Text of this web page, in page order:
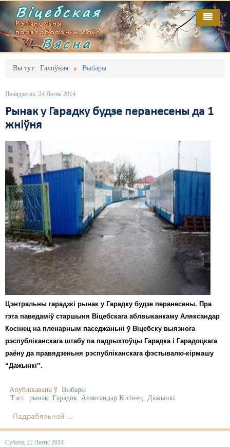
Віцебская
Рэгіянальны
праваабарончы сайт
Вясна
Вы тут: Галоўная Выбары
Панядзелак, 24 Люты 2014
Рынак у Гарадку будзе перанесены да 1
жніўня
Цэнтральны гарадзкі рынак у Гарадку будзе перанесены. Пра
гэта паведаміў старшыня Віцебскага аблвыканкаму Аляксандар
Косінец на пленарным паседжаньні ў Віцебску выязнога
рэспубліканскага штабу па падрыхтоўцы Гарадка і Гарадоцкага
раёну да правядзеньня рэспубліканскага фэстывалю-кірмашу
“Дажынкі”.
Апублікавана ў Выбары
Тэгі: рынак Гарадок Аляксандар Косінец Дажынкі
Падрабязьней ...
Субота, 22 Люты 2014
Галоўная
Адміністрацыйны перасьлед
Безбар'ернае асяродзьдзе
Выбары
Грамадзянскія ініцыятывы
Дзяржава
Дыскрымінацыя
Затрыманьні
Карная псыхіятрыя
КПЧ ААН
Культурныя правы
ЛПП
Мігранты
Мірныя сходы
Палітвязьні
Правы дзіцяці
Пэнітэнцыярная сыстэма
Выданьні
Кантакт
Пра нас
RSS